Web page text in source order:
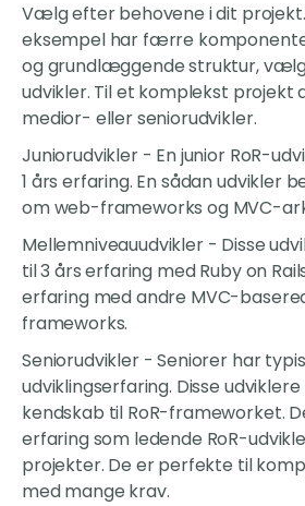
Vælg efter behovene i dit
eksempel har færre
og grundlæggende struktur, vælg
udvikler. Til et komplekst projekt
medior- eller seniorudvikler.
Juniorudvikler - En junior RoR-
1 års erfaring. En sådan udvikler
om web-frameworks og MVC-
Mellemniveauudvikler - Disse
til 3 års erfaring med Ruby on
erfaring med andre MVC-
frameworks.
Seniorudvikler - Seniorer har
udviklingserfaring. Disse
kendskab til RoR-frameworket.
erfaring som ledende RoR-
projekter. De er perfekte til
med mange krav.